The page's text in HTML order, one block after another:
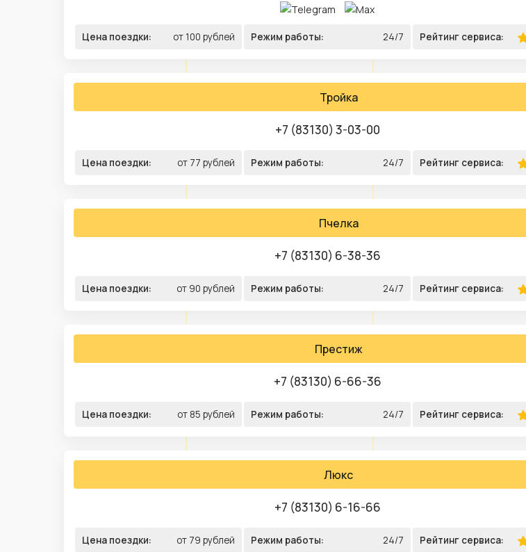
Цена поездки: от 100 рублей Режим работы: 24/7 Рейтинг сервиса:
Тройка
+7 (83130) 3-03-00
Цена поездки: от 77 рублей Режим работы: 24/7 Рейтинг сервиса:
Пчелка
+7 (83130) 6-38-36
Цена поездки: от 90 рублей Режим работы: 24/7 Рейтинг сервиса:
Престиж
+7 (83130) 6-66-36
Цена поездки: от 85 рублей Режим работы: 24/7 Рейтинг сервиса:
Люкс
+7 (83130) 6-16-66
Цена поездки: от 79 рублей Режим работы: 24/7 Рейтинг сервиса: